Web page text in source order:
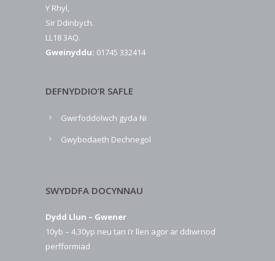
Y Rhyl,
Sir Ddinbych.
LL18 3AQ.
Gweinyddu: 01745 332414
DEFNYDDIO’R SAFLE
Gwirfoddolwch gyda Ni
Gwybodaeth Dechnegol
SWYDDFA DOCYNNAU
Dydd Llun – Gwener
10yb – 4.30yp neu tan i’r llen agor ar ddiwrnod
perfformiad